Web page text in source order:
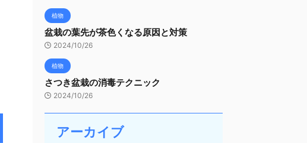
植物
盆栽の葉先が茶色くなる原因と対策
2024/10/26
植物
さつき盆栽の消毒テクニック
2024/10/26
アーカイブ